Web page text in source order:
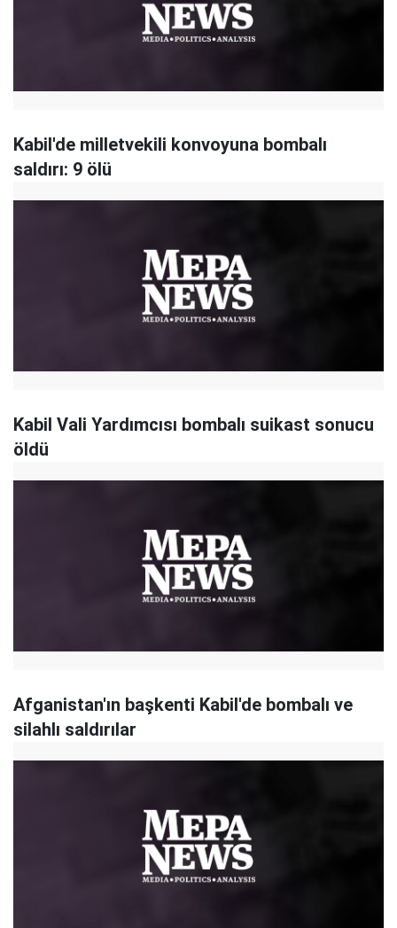
Kabil'de milletvekili konvoyuna bombalı
saldırı: 9 ölü
Kabil Vali Yardımcısı bombalı suikast sonucu
öldü
Afganistan'ın başkenti Kabil'de bombalı ve
silahlı saldırılar